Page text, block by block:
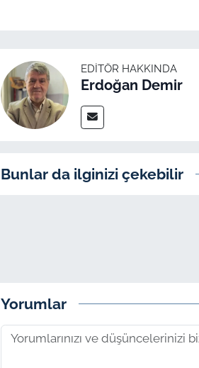
EDITÖR HAKKINDA
Erdoğan Demir
Bunlar da ilginizi çekebilir
Yorumlar